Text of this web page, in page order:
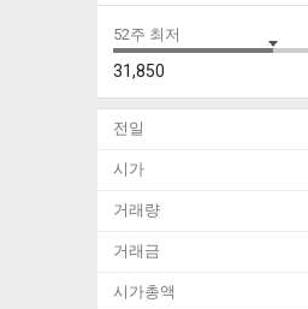
52주 최저
31,850
전일
시가
거래량
거래금
시가총액